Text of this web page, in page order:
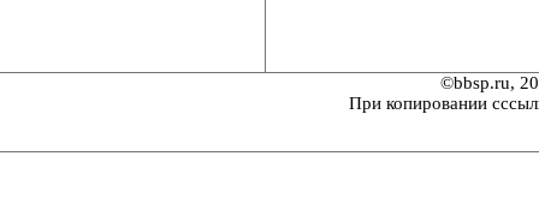
©bbsp.ru,
При копировании